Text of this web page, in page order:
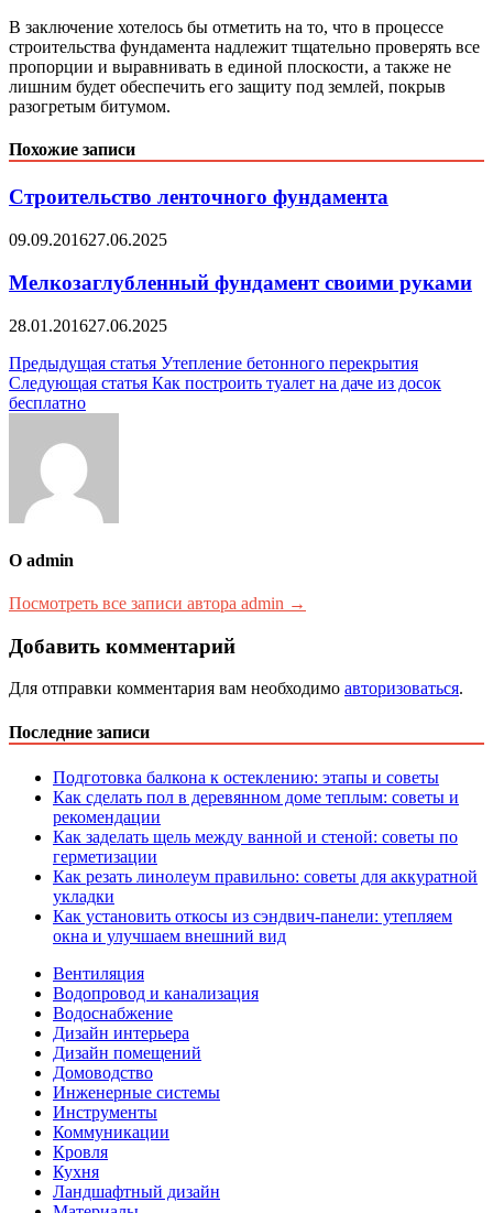
В заключение хотелось бы отметить на то, что в процессе
строительства фундамента надлежит тщательно проверять все
пропорции и выравнивать в единой плоскости, а также не
лишним будет обеспечить его защиту под землей, покрыв
разогретым битумом.
Похожие записи
Строительство ленточного фундамента
09.09.201627.06.2025
Мелкозаглубленный фундамент своими руками
28.01.201627.06.2025
Навигация
по
Предыдущая статья Утепление бетонного перекрытия
Следующая статья Как построить туалет на даче из досок
бесплатно
О admin
Посмотреть все записи автора admin →
Добавить комментарий
Для отправки комментария вам необходимо авторизоваться.
Последние записи
Подготовка балкона к остеклению: этапы и советы
Как сделать пол в деревянном доме теплым: советы и
рекомендации
Как заделать щель между ванной и стеной: советы по
герметизации
Как резать линолеум правильно: советы для аккуратной
укладки
Как установить откосы из сэндвич-панели: утепляем
окна и улучшаем внешний вид
Вентиляция
Водопровод и канализация
Водоснабжение
Дизайн интерьера
Дизайн помещений
Домоводство
Инженерные системы
Инструменты
Коммуникации
Кровля
Кухня
Ландшафтный дизайн